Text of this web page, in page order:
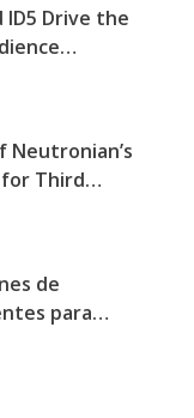
ID5 Drive the
Neutronian’s
for Third
de
para